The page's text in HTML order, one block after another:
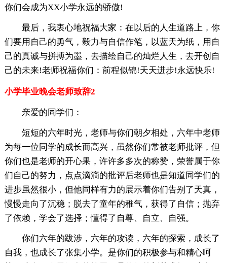
你们会成为XX小学永远的骄傲!
最后，我衷心地祝福大家：在以后的人生道路上，你
们要用自己的勇气，毅力与自信作笔，以蓝天为纸，用自
己的真诚与拼搏为墨，去描绘自己的灿烂人生，去开创自
己的未来!老师祝福你们：前程似锦!天天进步!永远快乐!
小学毕业晚会老师致辞2
亲爱的同学们：
短短的六年时光，老师与你们朝夕相处，六年中老师
为每一位同学的成长而高兴，虽然你们常被老师批评，但
你们也是老师的开心果，许许多多次的称赞，荣誉属于你
们自己的努力，点点滴滴的批评后老师也是知道同学们的
进步虽然很小，但他同样有力的展示着你们告别了天真，
慢慢走向了沉稳；脱去了童年的稚气，获得了自信；抛弃
了依赖，学会了选择；懂得了自尊、自立、自强。
你们六年的跋涉，六年的攻读，六年的探索，成长了
自我，也成长了张集小学。是你们的积极参与和精心呵